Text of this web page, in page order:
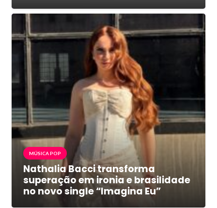
MÚSICA POP
Nathalia Bacci transforma
superação em ironia e brasilidade
no novo single “Imagina Eu”